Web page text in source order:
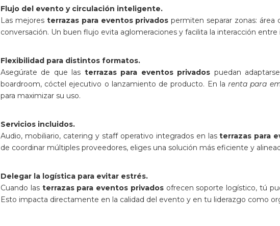
Flujo del evento y circulación inteligente.
Las mejores terrazas para eventos privados permiten separar zonas:
conversación. Un buen flujo evita aglomeraciones y facilita la interacción entre
Flexibilidad para distintos formatos.
Asegúrate de que las terrazas para eventos privados puedan
boardroom, cóctel ejecutivo o lanzamiento de producto. En larenta para
para maximizar su uso.
Servicios incluidos.
Audio, mobiliario, catering y staff operativo integrados en lasterrazas para
de coordinar múltiples proveedores, eliges una solución más eficiente y
Delegar la logística para evitar estrés.
Cuando las terrazas para eventos privadosofrecen soporte logístico, tú
Esto impacta directamente en la calidad del evento y en tu liderazgo como